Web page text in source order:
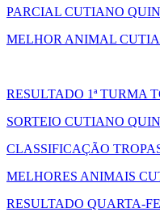
PARCIAL CUTIANO
MELHOR ANIMAL
RESULTADO 1ª TURMA
SORTEIO CUTIANO
CLASSIFICAÇÃO
MELHORES ANIMAIS
RESULTADO QUARTA-